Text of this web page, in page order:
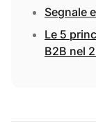
Segnale
Le 5
B2B nel